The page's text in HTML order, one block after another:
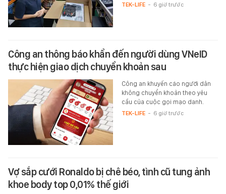
TEK-LIFE - 6 giờ trước
Công an thông báo khẩn đến người dùng VNeID
thực hiện giao dịch chuyển khoản sau
Công an khuyến cáo người dân
không chuyển khoản theo yêu
cầu của cuộc gọi mạo danh.
TEK-LIFE - 6 giờ trước
Vợ sắp cưới Ronaldo bị chê béo, tình cũ tung ảnh
khoe body top 0,01% thế giới